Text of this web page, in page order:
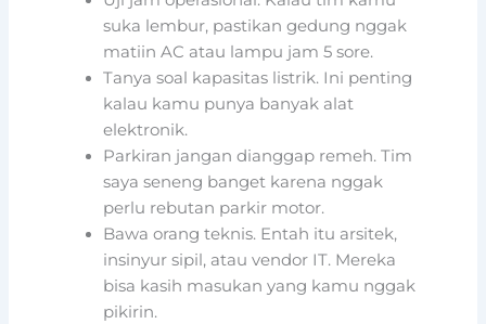
suka lembur, pastikan gedung nggak
matiin AC atau lampu jam 5 sore.
Tanya soal kapasitas listrik. Ini penting
kalau kamu punya banyak alat
elektronik.
Parkiran jangan dianggap remeh. Tim
saya seneng banget karena nggak
perlu rebutan parkir motor.
Bawa orang teknis. Entah itu arsitek,
insinyur sipil, atau vendor IT. Mereka
bisa kasih masukan yang kamu nggak
pikirin.